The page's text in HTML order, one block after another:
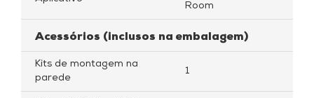
Room
Acessórios (inclusos na embalagem)
Kits de montagem na
parede
1